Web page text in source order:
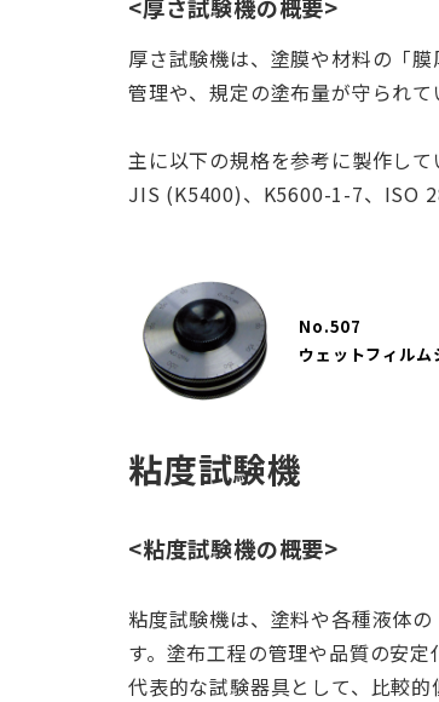
<厚さ試験機の概要>
厚さ試験機は、塗膜や材料の「
管理や、規定の塗布量が守られて
主に以下の規格を参考に製作して
JIS (K5400)、K5600-1-7、ISO
No.507
ウェットフィル
粘度試験機
<粘度試験機の概要>
粘度試験機は、塗料や各種液体
す。塗布工程の管理や品質の安定
代表的な試験器具として、比較